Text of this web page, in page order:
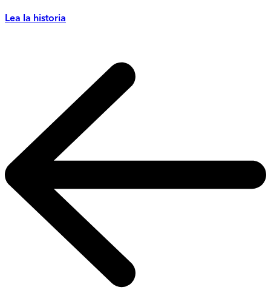
Lea la historia